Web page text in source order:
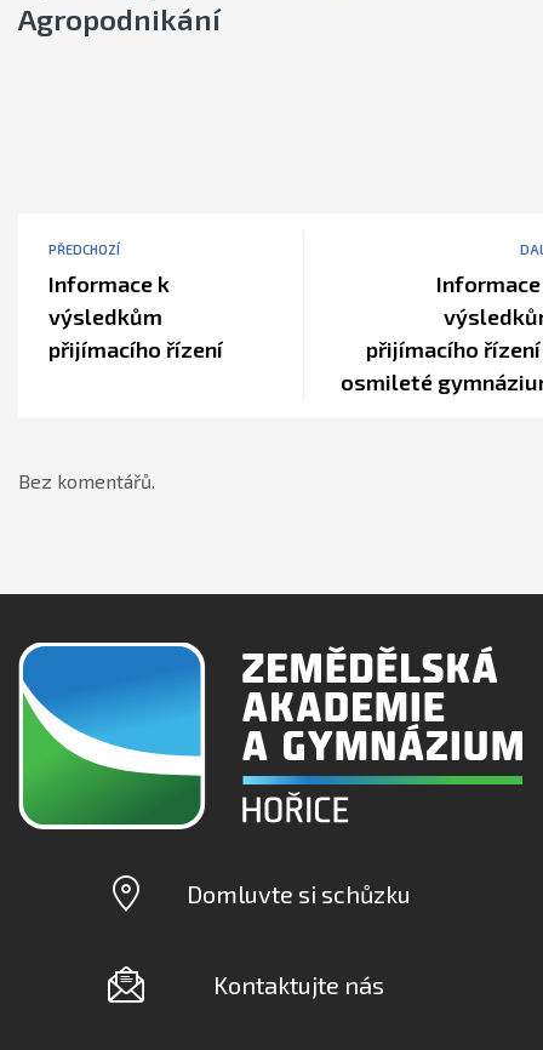
Agropodnikání
PŘEDCHOZÍ
Informace k
výsledkům
přijímacího řízení
přijímacího řízení
osmileté
Bez komentářů.
Domluvte si schůzku
Kontaktujte nás